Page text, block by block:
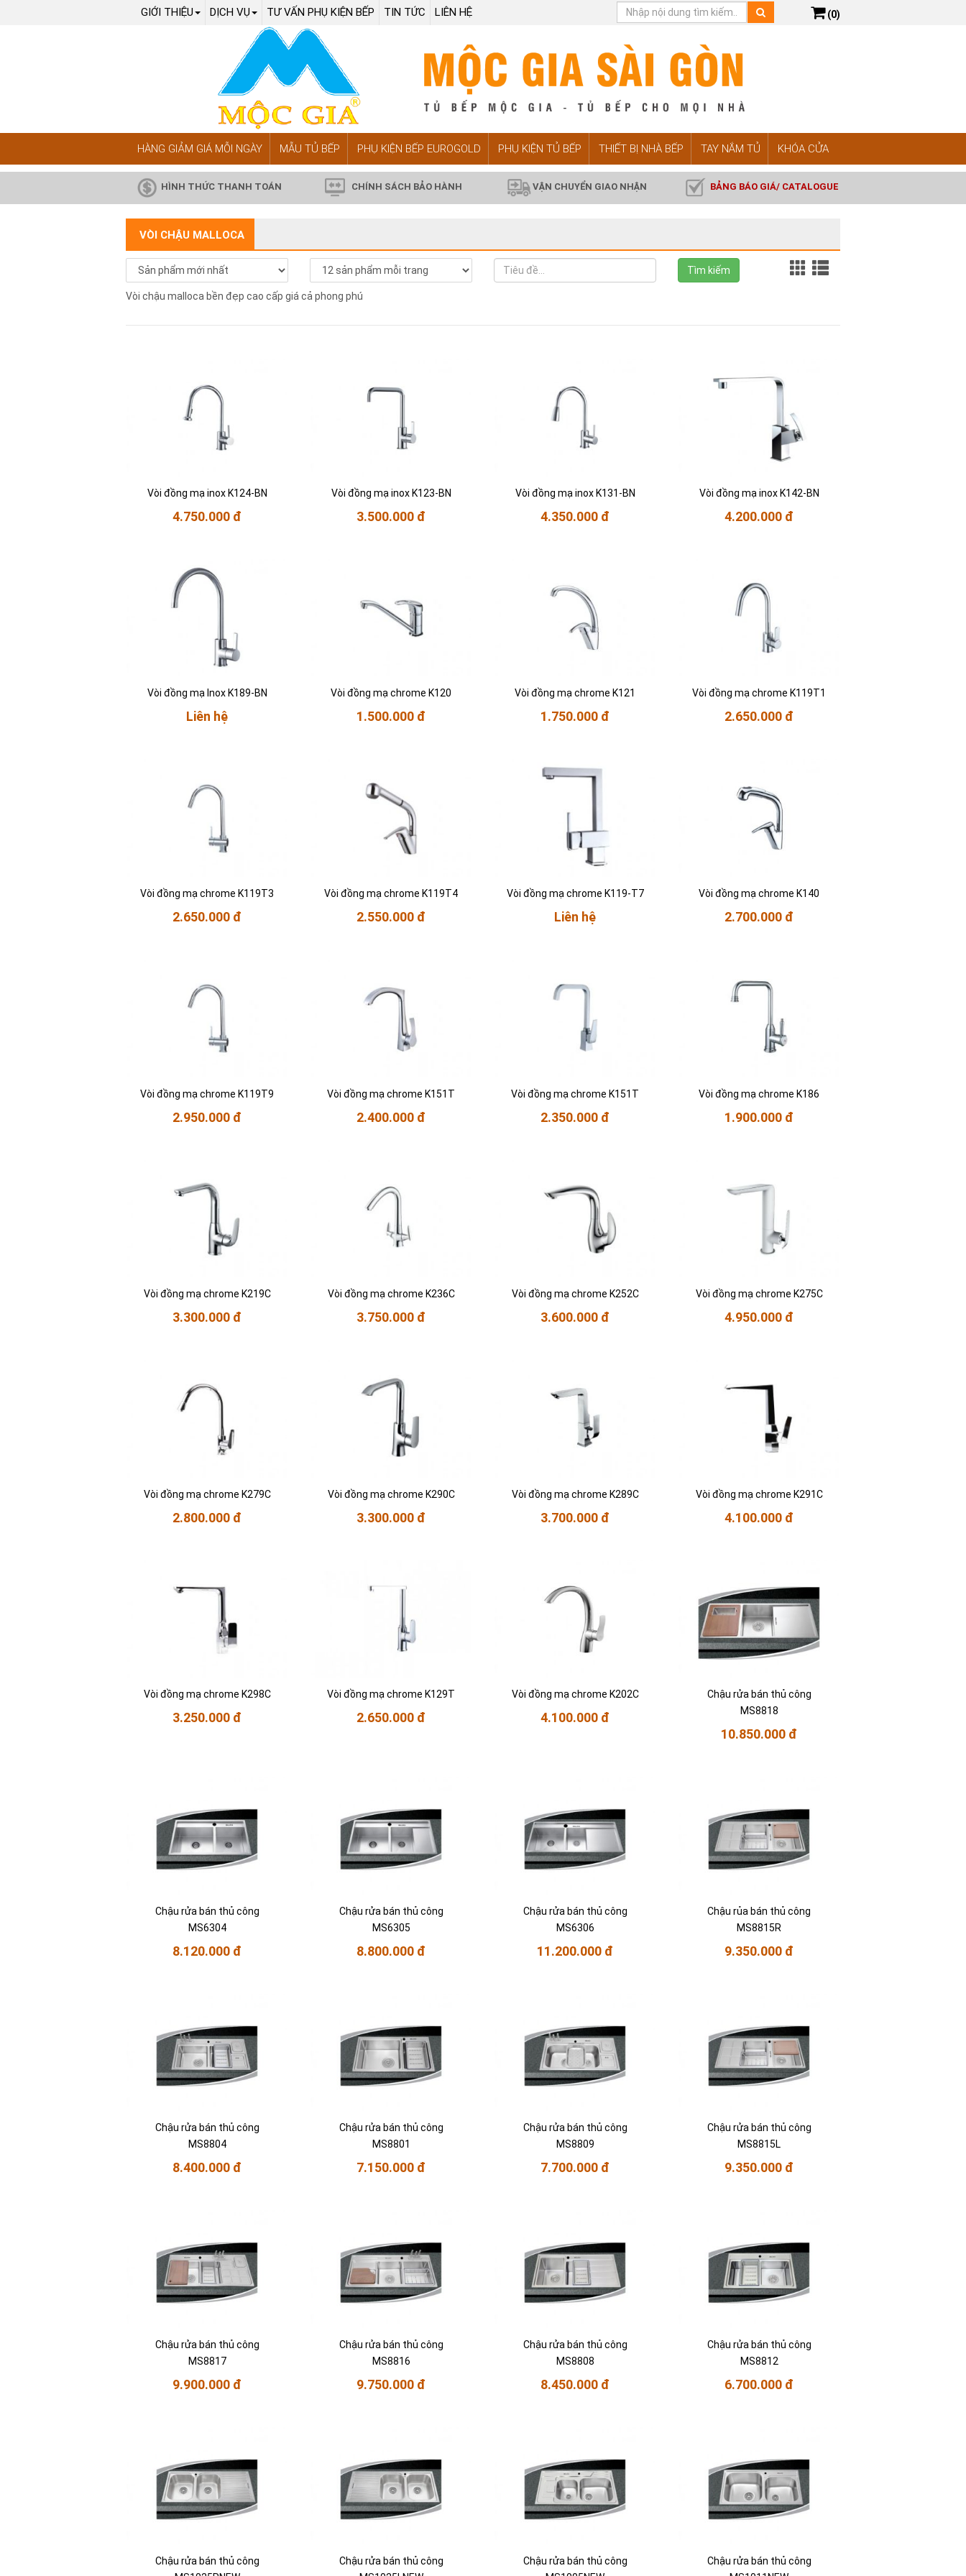
GIỚI THIỆU DỊCH VỤ TƯ VẤN PHỤ KIỆN BẾP TIN TỨC LIÊN HỆ (0)
HÀNG GIẢM GIÁ MỖI NGÀY MẪU TỦ BẾP PHỤ KIỆN BẾP EUROGOLD PHỤ KIỆN TỦ BẾP THIẾT BỊ NHÀ BẾP TAY NẮM TỦ KHÓA CỬA
HÌNH THỨC THANH TOÁN CHÍNH SÁCH BẢO HÀNH VẬN CHUYỂN GIAO NHẬN BẢNG BÁO GIÁ/ CATALOGUE
VÒI CHẬU MALLOCA
Tìm kiếm
Vòi chậu malloca bền đẹp cao cấp giá cả phong phú
Vòi đồng mạ inox K124-BN
4.750.000 đ
Vòi đồng mạ inox K123-BN
3.500.000 đ
Vòi đồng mạ inox K131-BN
4.350.000 đ
Vòi đồng mạ inox K142-BN
4.200.000 đ
Vòi đồng mạ Inox K189-BN
Liên hệ
Vòi đồng mạ chrome K120
1.500.000 đ
Vòi đồng mạ chrome K121
1.750.000 đ
Vòi đồng mạ chrome K119T1
2.650.000 đ
Vòi đồng mạ chrome K119T3
2.650.000 đ
Vòi đồng mạ chrome K119T4
2.550.000 đ
Vòi đồng mạ chrome K119-T7
Liên hệ
Vòi đồng mạ chrome K140
2.700.000 đ
Vòi đồng mạ chrome K119T9
2.950.000 đ
Vòi đồng mạ chrome K151T
2.400.000 đ
Vòi đồng mạ chrome K151T
2.350.000 đ
Vòi đồng mạ chrome K186
1.900.000 đ
Vòi đồng mạ chrome K219C
3.300.000 đ
Vòi đồng mạ chrome K236C
3.750.000 đ
Vòi đồng mạ chrome K252C
3.600.000 đ
Vòi đồng mạ chrome K275C
4.950.000 đ
Vòi đồng mạ chrome K279C
2.800.000 đ
Vòi đồng mạ chrome K290C
3.300.000 đ
Vòi đồng mạ chrome K289C
3.700.000 đ
Vòi đồng mạ chrome K291C
4.100.000 đ
Vòi đồng mạ chrome K298C
3.250.000 đ
Vòi đồng mạ chrome K129T
2.650.000 đ
Vòi đồng mạ chrome K202C
4.100.000 đ
Chậu rửa bán thủ công
MS8818
10.850.000 đ
Chậu rửa bán thủ công
MS6304
8.120.000 đ
Chậu rửa bán thủ công
MS6305
8.800.000 đ
Chậu rửa bán thủ công
MS6306
11.200.000 đ
Chậu rủa bán thủ công
MS8815R
9.350.000 đ
Chậu rửa bán thủ công
MS8804
8.400.000 đ
Chậu rửa bán thủ công
MS8801
7.150.000 đ
Chậu rửa bán thủ công
MS8809
7.700.000 đ
Chậu rửa bán thủ công
MS8815L
9.350.000 đ
Chậu rửa bán thủ công
MS8817
9.900.000 đ
Chậu rửa bán thủ công
MS8816
9.750.000 đ
Chậu rửa bán thủ công
MS8808
8.450.000 đ
Chậu rửa bán thủ công
MS8812
6.700.000 đ
Chậu rửa bán thủ công
Chậu rửa bán thủ công
Chậu rửa bán thủ công
Chậu rửa bán thủ công